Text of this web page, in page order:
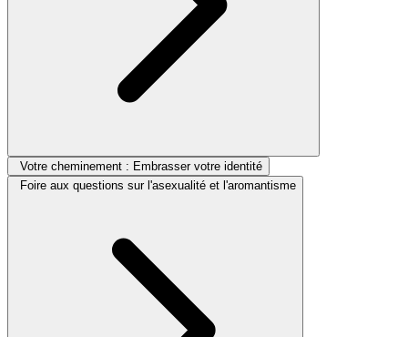
Votre cheminement : Embrasser votre identité
Foire aux questions sur l'asexualité et l'aromantisme